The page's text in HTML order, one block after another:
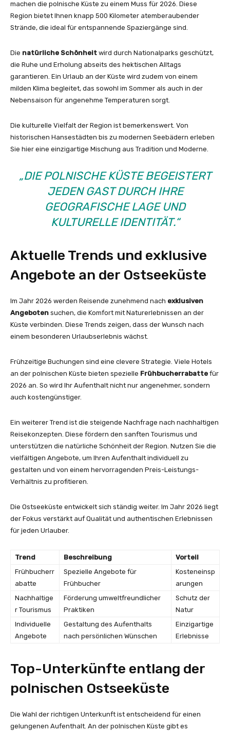
machen die polnische Küste zu einem Muss für 2026. Diese
Region bietet Ihnen knapp 500 Kilometer atemberaubender
Strände, die ideal für entspannende Spaziergänge sind.
Die natürliche Schönheit wird durch Nationalparks geschützt,
die Ruhe und Erholung abseits des hektischen Alltags
garantieren. Ein Urlaub an der Küste wird zudem von einem
milden Klima begleitet, das sowohl im Sommer als auch in der
Nebensaison für angenehme Temperaturen sorgt.
Die kulturelle Vielfalt der Region ist bemerkenswert. Von
historischen Hansestädten bis zu modernen Seebädern erleben
Sie hier eine einzigartige Mischung aus Tradition und Moderne.
„DIE POLNISCHE KÜSTE BEGEISTERT
JEDEN GAST DURCH IHRE
GEOGRAFISCHE LAGE UND
KULTURELLE IDENTITÄT.“
Aktuelle Trends und exklusive
Angebote an der Ostseeküste
Im Jahr 2026 werden Reisende zunehmend nach exklusiven
Angeboten suchen, die Komfort mit Naturerlebnissen an der
Küste verbinden. Diese Trends zeigen, dass der Wunsch nach
einem besonderen Urlaubserlebnis wächst.
Frühzeitige Buchungen sind eine clevere Strategie. Viele Hotels
an der polnischen Küste bieten spezielle Frühbucherrabatte für
2026 an. So wird Ihr Aufenthalt nicht nur angenehmer, sondern
auch kostengünstiger.
Ein weiterer Trend ist die steigende Nachfrage nach nachhaltigen
Reisekonzepten. Diese fördern den sanften Tourismus und
unterstützen die natürliche Schönheit der Region. Nutzen Sie die
vielfältigen Angebote, um Ihren Aufenthalt individuell zu
gestalten und von einem hervorragenden Preis-Leistungs-
Verhältnis zu profitieren.
Die Ostseeküste entwickelt sich ständig weiter. Im Jahr 2026 liegt
der Fokus verstärkt auf Qualität und authentischen Erlebnissen
für jeden Urlauber.
Trend Beschreibung
Vorteil
Frühbucherr
abatte
Spezielle Angebote für
Frühbucher
Kosteneinsp
arungen
Nachhaltige
r Tourismus
Förderung umweltfreundlicher
Praktiken
Schutz der
Natur
Individuelle
Angebote
Gestaltung des Aufenthalts
nach persönlichen Wünschen
Einzigartige
Erlebnisse
Top-Unterkünfte entlang der
polnischen Ostseeküste
Die Wahl der richtigen Unterkunft ist entscheidend für einen
gelungenen Aufenthalt. An der polnischen Küste gibt es